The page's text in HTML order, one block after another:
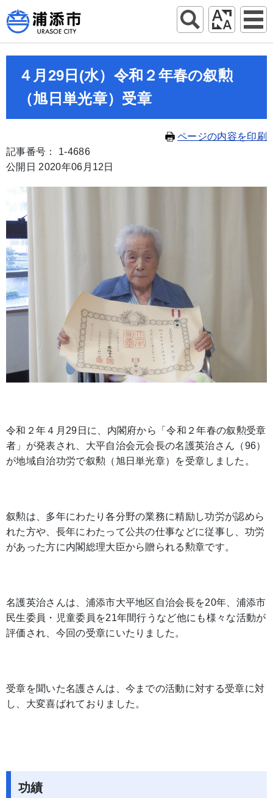
４月29日(水）令和２年春の叙勲
（旭日単光章）受章
ページの内容を印刷
記事番号： 1-4686
公開日 2020年06月12日
令和２年４月29日に、内閣府から「令和２年春の叙勲受章
者」が発表され、大平自治会元会長の名護英治さん（96）
が地域自治功労で叙勲（旭日単光章）を受章しました。
叙勲は、多年にわたり各分野の業務に精励し功労が認めら
れた方や、長年にわたって公共の仕事などに従事し、功労
があった方に内閣総理大臣から贈られる勲章です。
名護英治さんは、浦添市大平地区自治会長を20年、浦添市
民生委員・児童委員を21年間行うなど他にも様々な活動が
評価され、今回の受章にいたりました。
受章を聞いた名護さんは、今までの活動に対する受章に対
し、大変喜ばれておりました。
功績